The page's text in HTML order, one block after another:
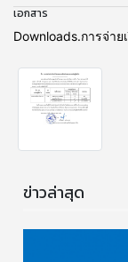
เอกสาร
Downloads.การจ่า
ข่าวล่าสุด